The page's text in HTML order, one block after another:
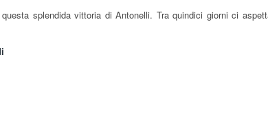
splendida vittoria di Antonelli. Tra quindici giorni ci